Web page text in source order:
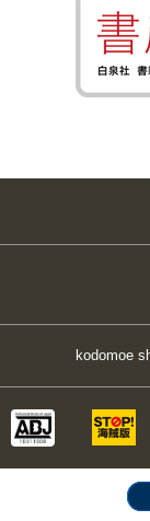
kodomoe